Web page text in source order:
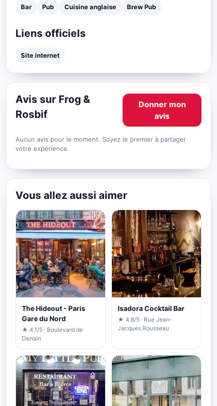
Bar Pub Cuisine anglaise Brew Pub
Liens officiels
Site internet
Avis sur Frog &
Rosbif
Donner mon
avis
Aucun avis pour le moment. Soyez le premier à partager
votre expérience.
Vous allez aussi aimer
The Hideout - Paris
Gare du Nord
★ 4.1/5 · Boulevard de
Denain
Isadora Cocktail Bar
★ 4.8/5 · Rue Jean-
Jacques Rousseau